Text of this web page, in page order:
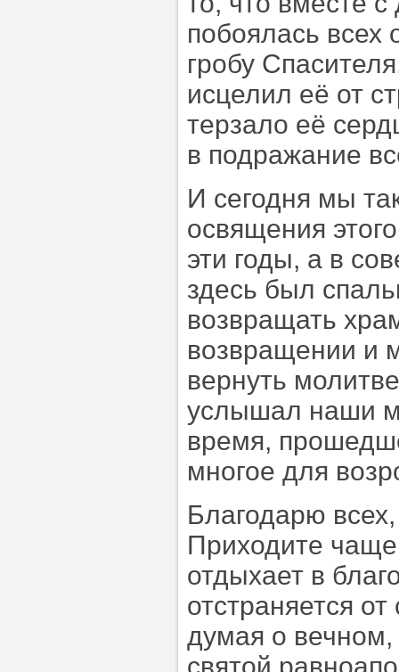
побоялась всех
гробу
исцелил её от
терзало её
в подражание
И сегодня мы
освящения
эти годы, а в
здесь был
возвращать
возвращении и
вернуть
услышал наши
время,
многое для
Благодарю
Приходите
отдыхает в
отстраняется
думая о вечном,